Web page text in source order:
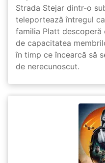
Strada Stejar dintr-o
teleportează întregul
familia Platt descoperă
de capacitatea
în timp ce încearcă să
de nerecunoscut.